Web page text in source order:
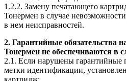
1.2.2. Замену печатающего
Тонермен в случае
в нем неисправностей.
2. Гарантийные обязательства
Тонермен не обеспечиваются в
2.1. Если нарушены гарантийные
метки идентификации,
картридж;